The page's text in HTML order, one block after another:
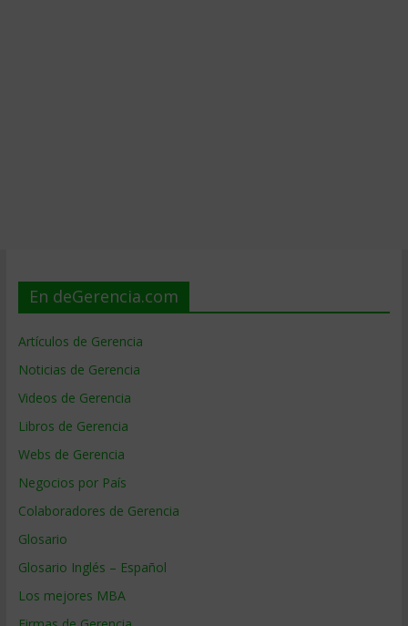
En deGerencia.com
Artículos de Gerencia
Noticias de Gerencia
Videos de Gerencia
Libros de Gerencia
Webs de Gerencia
Negocios por País
Colaboradores de Gerencia
Glosario
Glosario Inglés – Español
Los mejores MBA